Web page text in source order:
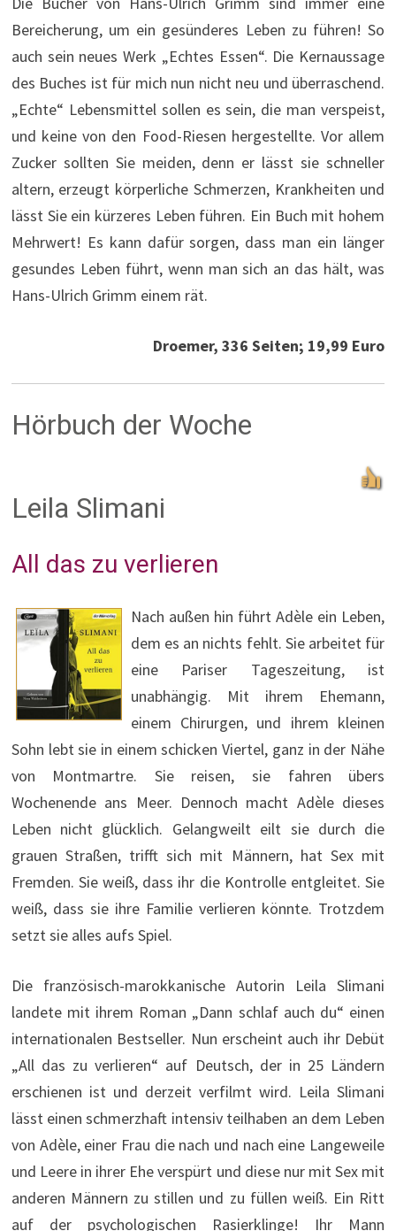
Bereicherung, um ein gesünderes Leben zu führen! So
auch sein neues Werk „Echtes Essen“. Die Kernaussage
des Buches ist für mich nun nicht neu und überraschend.
„Echte“ Lebensmittel sollen es sein, die man verspeist,
und keine von den Food-Riesen hergestellte. Vor allem
Zucker sollten Sie meiden, denn er lässt sie schneller
altern, erzeugt körperliche Schmerzen, Krankheiten und
lässt Sie ein kürzeres Leben führen. Ein Buch mit hohem
Mehrwert! Es kann dafür sorgen, dass man ein länger
gesundes Leben führt, wenn man sich an das hält, was
Hans-Ulrich Grimm einem rät.
Droemer, 336 Seiten; 19,99 Euro
Hörbuch der Woche
Leila Slimani
All das zu verlieren
Nach außen hin führt Adèle ein Leben,
dem es an nichts fehlt. Sie arbeitet für
eine Pariser Tageszeitung, ist
unabhängig. Mit ihrem Ehemann,
einem Chirurgen, und ihrem kleinen
Sohn lebt sie in einem schicken Viertel, ganz in der Nähe
von Montmartre. Sie reisen, sie fahren übers
Wochenende ans Meer. Dennoch macht Adèle dieses
Leben nicht glücklich. Gelangweilt eilt sie durch die
grauen Straßen, trifft sich mit Männern, hat Sex mit
Fremden. Sie weiß, dass ihr die Kontrolle entgleitet. Sie
weiß, dass sie ihre Familie verlieren könnte. Trotzdem
setzt sie alles aufs Spiel.
Die französisch-marokkanische Autorin Leila Slimani
landete mit ihrem Roman „Dann schlaf auch du“ einen
internationalen Bestseller. Nun erscheint auch ihr Debüt
„All das zu verlieren“ auf Deutsch, der in 25 Ländern
erschienen ist und derzeit verfilmt wird. Leila Slimani
lässt einen schmerzhaft intensiv teilhaben an dem Leben
von Adèle, einer Frau die nach und nach eine Langeweile
und Leere in ihrer Ehe verspürt und diese nur mit Sex mit
anderen Männern zu stillen und zu füllen weiß. Ein Ritt
auf der psychologischen Rasierklinge! Ihr Mann